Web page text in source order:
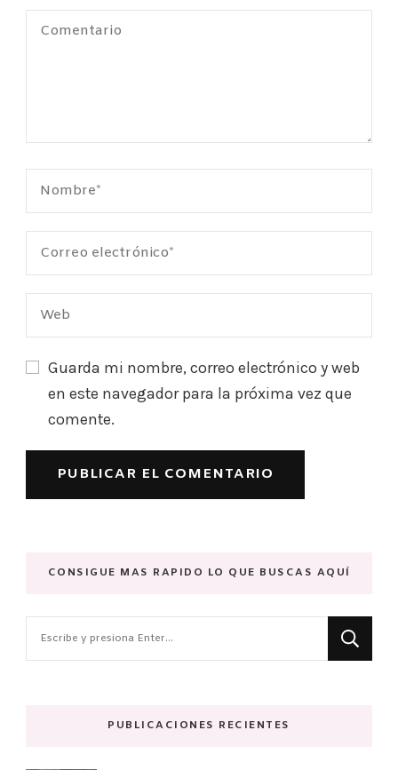
Guarda mi nombre, correo electrónico y web
en este navegador para la próxima vez que
comente.
CONSIGUE MAS RAPIDO LO QUE BUSCAS AQUÍ
PUBLICACIONES RECIENTES